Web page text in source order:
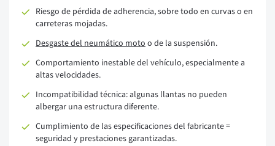
Riesgo de pérdida de adherencia, sobre todo en curvas o en
carreteras mojadas.
Desgaste del neumático motoo de la suspensión.
Comportamiento inestable del vehículo, especialmente a
altas velocidades.
Incompatibilidad técnica: algunas llantas no pueden
albergar una estructura diferente.
Cumplimiento de las especificaciones del fabricante =
seguridad y prestaciones garantizadas.